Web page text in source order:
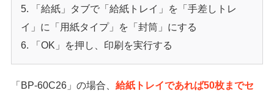
「給紙」タブで「給紙トレイ」を「手差しトレ
イ」に「用紙タイプ」を「封筒」にする
「OK」を押し、印刷を実行する
「BP-60C26」の場合、 給紙トレイであれば50枚までセ